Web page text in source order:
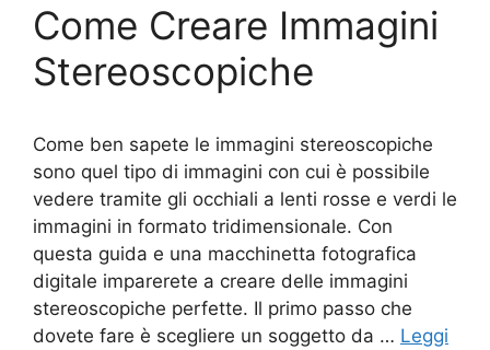
Come Creare Immagini
Stereoscopiche
Come ben sapete le immagini stereoscopiche
sono quel tipo di immagini con cui è possibile
vedere tramite gli occhiali a lenti rosse e verdi le
immagini in formato tridimensionale. Con
questa guida e una macchinetta fotografica
digitale imparerete a creare delle immagini
stereoscopiche perfette. Il primo passo che
dovete fare è scegliere un soggetto da … Leggi